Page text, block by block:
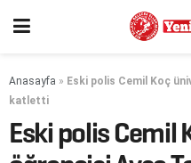
Anasayfa » Eski polis Cemil Koç
katletti
Eski polis Cemil